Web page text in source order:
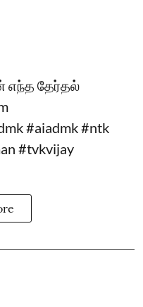
எந்த தேர்தல்
#aiadmk #ntk
#tvkvijay